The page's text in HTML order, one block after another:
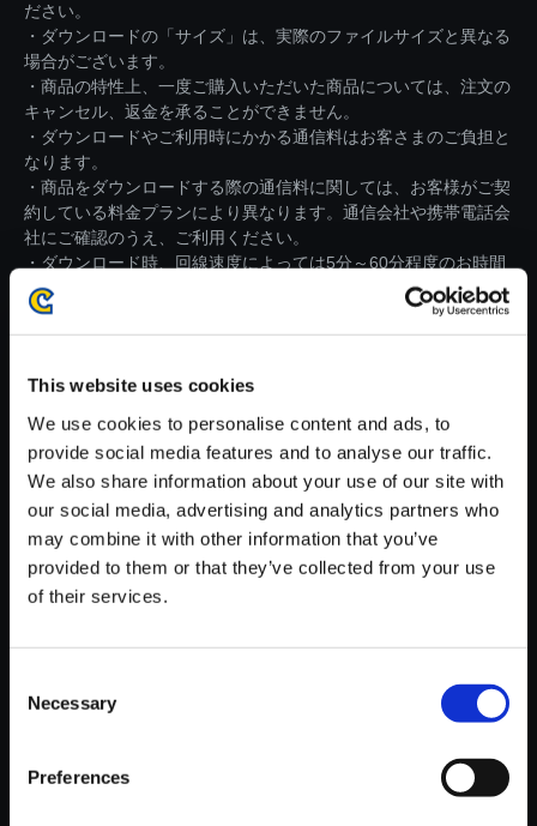
This website uses cookies
We use cookies to personalise content and ads, to
provide social media features and to analyse our traffic.
We also share information about your use of our site with
our social media, advertising and analytics partners who
may combine it with other information that you’ve
provided to them or that they’ve collected from your use
of their services.
Selection
Necessary
Preferences
ださい。
・ダウンロードの「サイズ」は、実際のファイルサイズと異なる
場合がございます。
・商品の特性上、一度ご購入いただいた商品については、注文の
キャンセル、返金を承ることができません。
・ダウンロードやご利用時にかかる通信料はお客さまのご負担と
なります。
・商品をダウンロードする際の通信料に関しては、お客様がご契
約している料金プランにより異なります。通信会社や携帯電話会
社にご確認のうえ、ご利用ください。
・ダウンロード時、回線速度によっては5分～60分程度のお時間
がかかる場合がございます。
※ご購入いただいたファイルのダウンロードの際には、通信環境
が安定しているWifi環境でお試しください。
【単曲】Street Fighter 6 Origin
al Soundtrack Fighting Groun
d - End Credits